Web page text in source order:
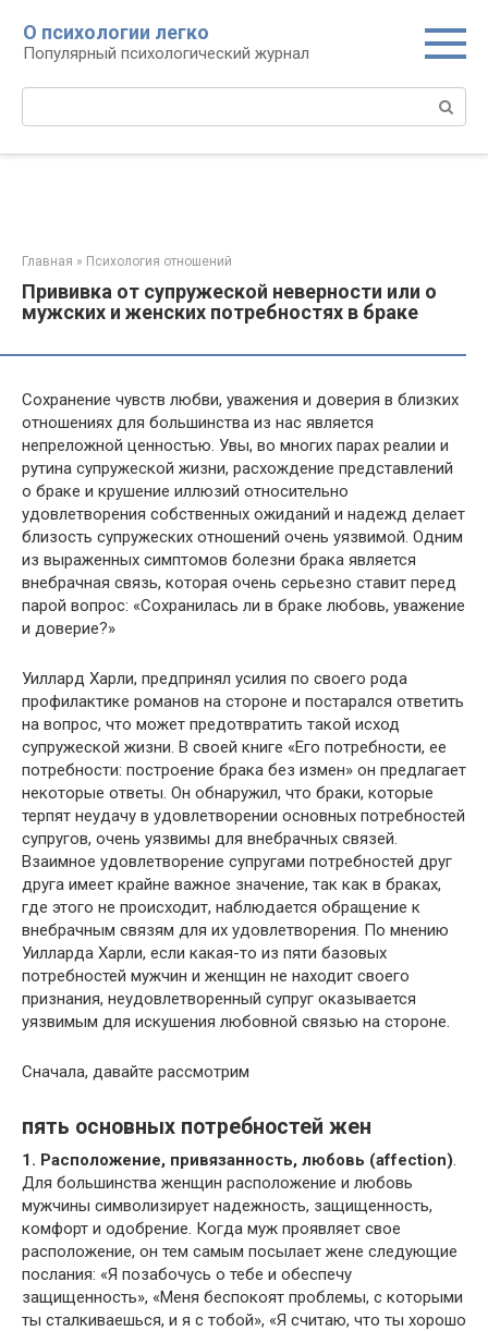
контенту
О психологии легко
Популярный психологический журнал
Главная » Психология отношений
Прививка от супружеской неверности или о
мужских и женских потребностях в браке
Сохранение чувств любви, уважения и доверия в близких
отношениях для большинства из нас является
непреложной ценностью. Увы, во многих парах реалии и
рутина супружеской жизни, расхождение представлений
о браке и крушение иллюзий относительно
удовлетворения собственных ожиданий и надежд делает
близость супружеских отношений очень уязвимой. Одним
из выраженных симптомов болезни брака является
внебрачная связь, которая очень серьезно ставит перед
парой вопрос: «Сохранилась ли в браке любовь, уважение
и доверие?»
Уиллард Харли, предпринял усилия по своего рода
профилактике романов на стороне и постарался ответить
на вопрос, что может предотвратить такой исход
супружеской жизни. В своей книге «Его потребности, ее
потребности: построение брака без измен» он предлагает
некоторые ответы. Он обнаружил, что браки, которые
терпят неудачу в удовлетворении основных потребностей
супругов, очень уязвимы для внебрачных связей.
Взаимное удовлетворение супругами потребностей друг
друга имеет крайне важное значение, так как в браках,
где этого не происходит, наблюдается обращение к
внебрачным связям для их удовлетворения. По мнению
Уилларда Харли, если какая-то из пяти базовых
потребностей мужчин и женщин не находит своего
признания, неудовлетворенный супруг оказывается
уязвимым для искушения любовной связью на стороне.
Сначала, давайте рассмотрим
пять основных потребностей жен
1. Расположение, привязанность, любовь (affection).
Для большинства женщин расположение и любовь
мужчины символизирует надежность, защищенность,
комфорт и одобрение. Когда муж проявляет свое
расположение, он тем самым посылает жене следующие
послания: «Я позабочусь о тебе и обеспечу
защищенность», «Меня беспокоят проблемы, с которыми
ты сталкиваешься, и я с тобой», «Я считаю, что ты хорошо